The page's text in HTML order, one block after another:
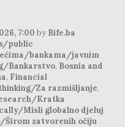
7:00 by Bife.ba
public
bankama/javnim
Bankarstvo, Bosnia and
, Financial
Za razmišljanje,
Kratka
Misli globalno djeluj
Širom zatvorenih očiju